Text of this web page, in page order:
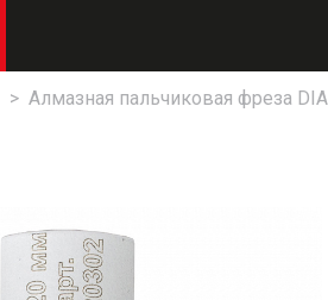
> Алмазная пальчиковая фреза